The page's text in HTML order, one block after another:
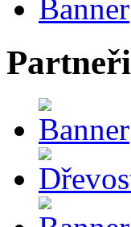
Partneři